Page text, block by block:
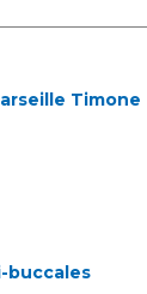
Timone
buccales